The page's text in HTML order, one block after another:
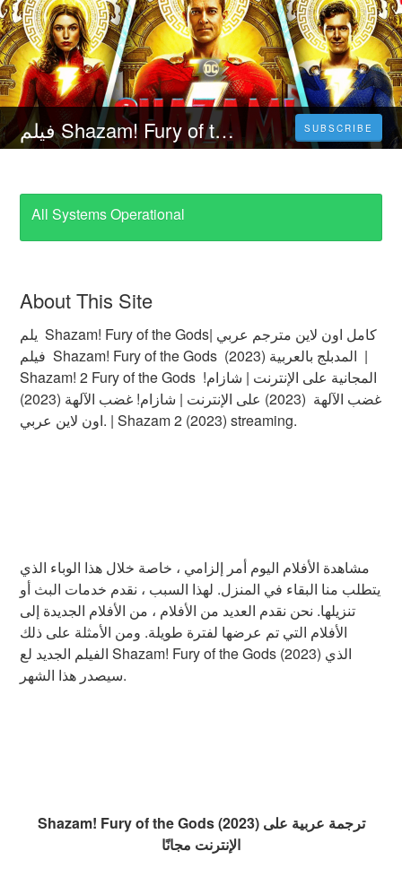
فيلم Shazam! Fury of the Gods (2023) مترجم كامل اون لاين مترجم عربي SUBSCRIBE
All Systems Operational
About This Site
يلم Shazam! Fury of the Godsكامل اون لاين مترجم عربي |
فيلم Shazam! Fury of the Gods (2023) المدبلج بالعربية |
Shazam! 2 Fury of the Gods المجانية على الإنترنت | شازام!
غضب الآلهة (2023) على الإنترنت | شازام! غضب الآلهة (2023)
اون لاين عربي. | Shazam 2 (2023) streaming.
مشاهدة الأفلام اليوم أمر إلزامي ، خاصة خلال هذا الوباء الذي
يتطلب منا البقاء في المنزل. لهذا السبب ، نقدم خدمات البث أو
تنزيلها. نحن نقدم العديد من الأفلام ، من الأفلام الجديدة إلى
الأفلام التي تم عرضها لفترة طويلة. ومن الأمثلة على ذلك
الفيلم الجديد لع Shazam! Fury of the Gods (2023) الذي
سيصدر هذا الشهر.
Shazam! Fury of the Gods (2023) ترجمة عربية على
الإنترنت مجانًا